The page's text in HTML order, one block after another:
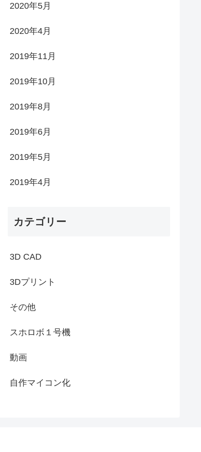
2020年5月
2020年4月
2019年11月
2019年10月
2019年8月
2019年6月
2019年5月
2019年4月
カテゴリー
3D CAD
3Dプリント
その他
スホロボ１号機
動画
自作マイコン化